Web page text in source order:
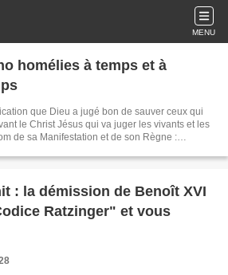
MENU
homélies à temps et à
que Dieu a jugé bon de sauver ceux qui
le Christ Jésus qui va juger les vivants et les
de sa Manifestation et de son Règne :
avec patience et souci d’instruire. Crédit
: la démission de Benoît XVI
Ratzinger" et vous